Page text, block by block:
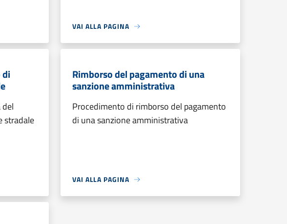
VAI ALLA PAGINA
stradale
Rimborso del pagamento di una
sanzione amministrativa
Procedimento di rimborso del pagamento
di una sanzione amministrativa
VAI ALLA PAGINA